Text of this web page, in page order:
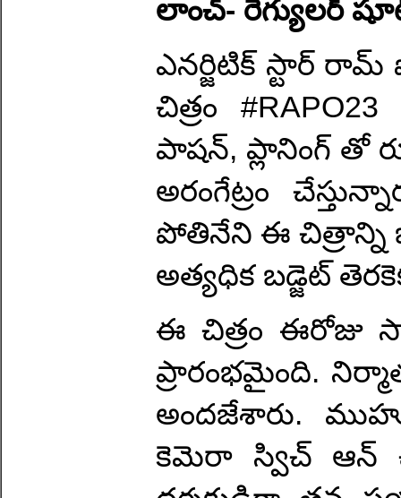
లాంచ్- రెగ్యులర్
ఎనర్జిటిక్ స్టార్
చిత్రం
పాషన్, ప్లానింగ్ తో
అరంగేట్రం
పోతినేని ఈ చిత్రాన్ని
అత్యధిక బడ్జెట్
ఈ చిత్రం ఈరోజు
ప్రారంభమైంది.
అందజేశారు.
కెమెరా స్విచ్ ఆన్